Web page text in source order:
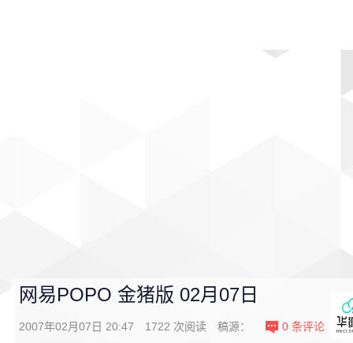
网易POPO 金猪版 02月07日
2007年02月07日 20:47 1722 次阅读 稿源： 0 条评论